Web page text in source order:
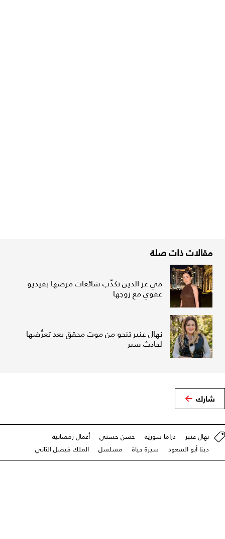
مقالات ذات صلة
مي عز الدين تكذّب شائعات مرضها بفيديو
عفوي مع زوجها
نهال عنبر تنجو من موت محقق بعد تعرُّضها
لحادث سير
شارك
نهال عنبر دراما سورية حسن حسني
أعمال رمضانية
دينا أبو السعود
سيرة حياة مسلسل الملك فيصل الثاني